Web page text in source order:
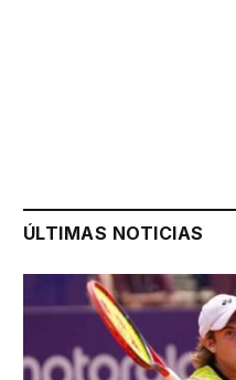
ÚLTIMAS NOTICIAS